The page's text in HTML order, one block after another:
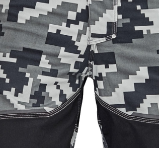
Costume de iarnă
Pantaloni
Pantaloni camuflaj
Pantaloni călduroși
Pantaloni pentru copii
Pantaloni pentru lucru
Pantaloni HoReCa și pantaloni medicali
Blugi, pantaloni pentru toate zilele